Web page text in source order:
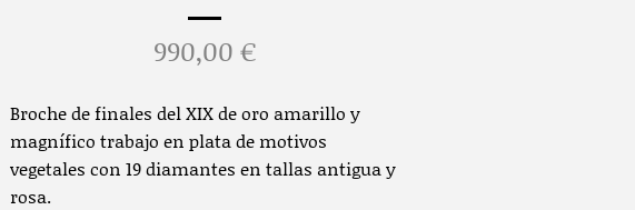
990,00 €
Broche de finales del XIX de oro amarillo y
magnífico trabajo en plata de motivos
vegetales con 19 diamantes en tallas antigua y
rosa.